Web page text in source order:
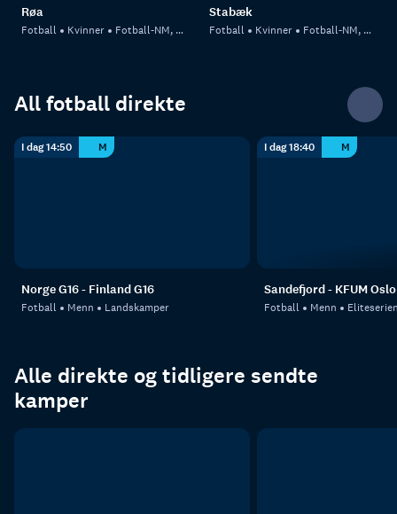
Røa
Fotball Kvinner Fotball-NM, kvinner
Stabæk
Fotball Kvinner Fotball-NM, kvinner
All fotball direkte
I dag 14:50 M
Norge G16 - Finland G16
Fotball Menn Landskamper
I dag 18:40 M
Sandefjord - KFUM Oslo
Fotball Menn
Alle direkte og tidligere sendte
kamper